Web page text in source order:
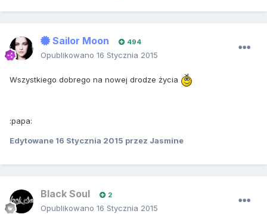
Sailor Moon 494
Opublikowano 16 Stycznia 2015
Wszystkiego dobrego na nowej drodze życia
:papa:
Edytowane 16 Stycznia 2015 przez Jasmine
Black Soul 2
Opublikowano 16 Stycznia 2015